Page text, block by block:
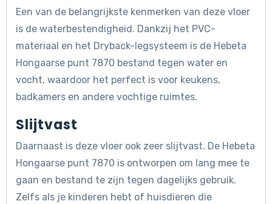
Een van de belangrijkste kenmerken van deze vloer
is de waterbestendigheid. Dankzij het PVC-
materiaal en het Dryback-legsysteem is de Hebeta
Hongaarse punt 7870 bestand tegen water en
vocht, waardoor het perfect is voor keukens,
badkamers en andere vochtige ruimtes.
Slijtvast
Daarnaast is deze vloer ook zeer slijtvast. De Hebeta
Hongaarse punt 7870 is ontworpen om lang mee te
gaan en bestand te zijn tegen dagelijks gebruik.
Zelfs als je kinderen hebt of huisdieren die